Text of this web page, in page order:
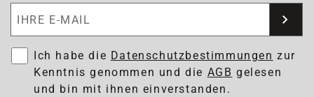
Ich habe die Datenschutzbestimmungen zur
Kenntnis genommen und die AGB gelesen
und bin mit ihnen einverstanden.